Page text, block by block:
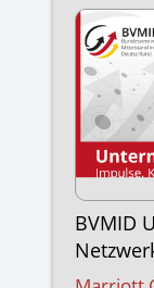
BVMID